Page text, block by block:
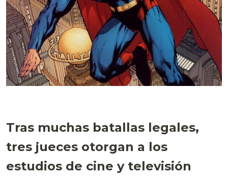
Tras muchas batallas legales,
tres jueces otorgan a los
estudios de cine y televisión